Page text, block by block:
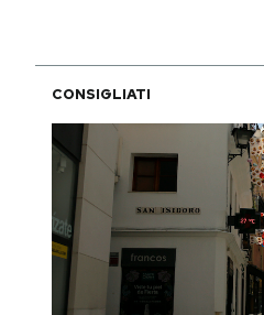
CONSIGLIATI